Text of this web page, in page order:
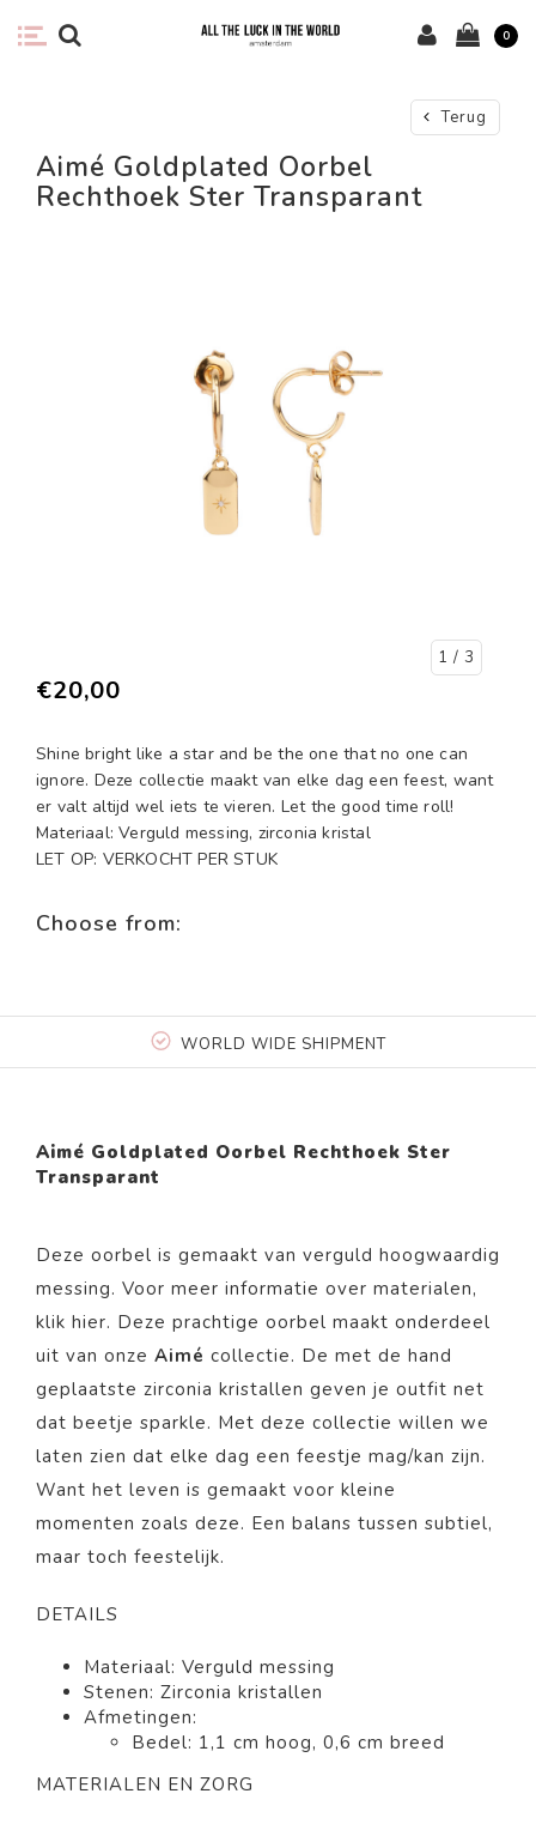
0
Terug
Aimé Goldplated Oorbel
Rechthoek Ster Transparant
1 / 3
€20,00
Shine bright like a star and be the one that no one can
ignore. Deze collectie maakt van elke dag een feest, want
er valt altijd wel iets te vieren. Let the good time roll!
Materiaal: Verguld messing, zirconia kristal
LET OP: VERKOCHT PER STUK
Choose from:
WORLD WIDE SHIPMENT
Aimé Goldplated Oorbel Rechthoek Ster
Transparant
Deze oorbel is gemaakt van verguld hoogwaardig
messing. Voor meer informatie over materialen,
klik hier. Deze prachtige oorbel maakt onderdeel
uit van onze Aimé collectie. De met de hand
geplaatste zirconia kristallen geven je outfit net
dat beetje sparkle. Met deze collectie willen we
laten zien dat elke dag een feestje mag/kan zijn.
Want het leven is gemaakt voor kleine
momenten zoals deze. Een balans tussen subtiel,
maar toch feestelijk.
DETAILS
Materiaal: Verguld messing
Stenen: Zirconia kristallen
Afmetingen:
Bedel: 1,1 cm hoog, 0,6 cm breed
MATERIALEN EN ZORG